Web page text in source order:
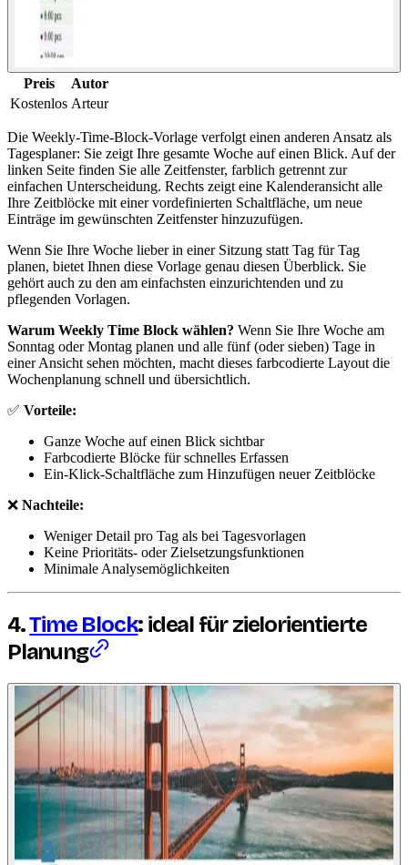
Preis
Autor
Kostenlos Arteur
Die Weekly-Time-Block-Vorlage verfolgt einen anderen Ansatz als
Tagesplaner: Sie zeigt Ihre gesamte Woche auf einen Blick. Auf der
linken Seite finden Sie alle Zeitfenster, farblich getrennt zur
einfachen Unterscheidung. Rechts zeigt eine Kalenderansicht alle
Ihre Zeitblöcke mit einer vordefinierten Schaltfläche, um neue
Einträge im gewünschten Zeitfenster hinzuzufügen.
Wenn Sie Ihre Woche lieber in einer Sitzung statt Tag für Tag
planen, bietet Ihnen diese Vorlage genau diesen Überblick. Sie
gehört auch zu den am einfachsten einzurichtenden und zu
pflegenden Vorlagen.
Warum Weekly Time Block wählen? Wenn Sie Ihre Woche am
Sonntag oder Montag planen und alle fünf (oder sieben) Tage in
einer Ansicht sehen möchten, macht dieses farbcodierte Layout die
Wochenplanung schnell und übersichtlich.
✅ Vorteile:
Ganze Woche auf einen Blick sichtbar
Farbcodierte Blöcke für schnelles Erfassen
Ein-Klick-Schaltfläche zum Hinzufügen neuer Zeitblöcke
❌ Nachteile:
Weniger Detail pro Tag als bei Tagesvorlagen
Keine Prioritäts- oder Zielsetzungsfunktionen
Minimale Analysemöglichkeiten
4.Time Block: ideal für zielorientierte
Planung